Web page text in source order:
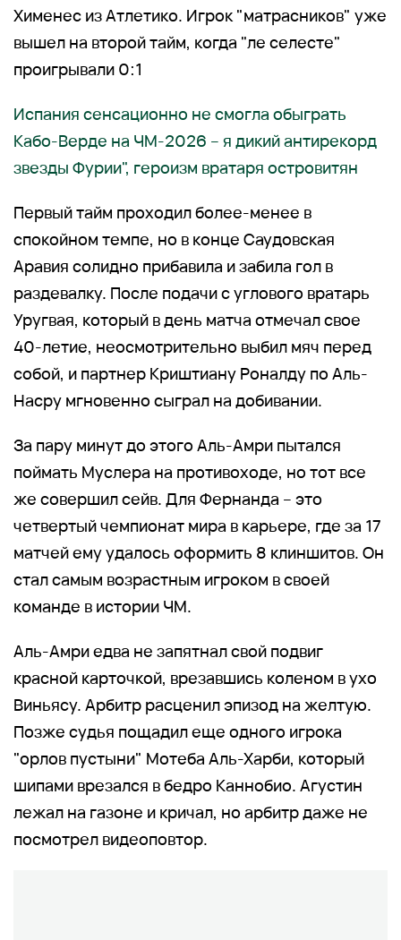
Хименес из Атлетико. Игрок "матрасников" уже
вышел на второй тайм, когда "ле селесте"
проигрывали 0:1
Испания сенсационно не смогла обыграть
Кабо-Верде на ЧМ-2026 – я дикий антирекорд
звезды Фурии", героизм вратаря островитян
Первый тайм проходил более-менее в
спокойном темпе, но в конце Саудовская
Аравия солидно прибавила и забила гол в
раздевалку. После подачи с углового вратарь
Уругвая, который в день матча отмечал свое
40-летие, неосмотрительно выбил мяч перед
собой, и партнер Криштиану Роналду по Аль-
Насру мгновенно сыграл на добивании.
За пару минут до этого Аль-Амри пытался
поймать Муслера на противоходе, но тот все
же совершил сейв. Для Фернанда – это
четвертый чемпионат мира в карьере, где за 17
матчей ему удалось оформить 8 клиншитов. Он
стал самым возрастным игроком в своей
команде в истории ЧМ.
Аль-Амри едва не запятнал свой подвиг
красной карточкой, врезавшись коленом в ухо
Виньясу. Арбитр расценил эпизод на желтую.
Позже судья пощадил еще одного игрока
"орлов пустыни" Мотеба Аль-Харби, который
шипами врезался в бедро Каннобио. Агустин
лежал на газоне и кричал, но арбитр даже не
посмотрел видеоповтор.